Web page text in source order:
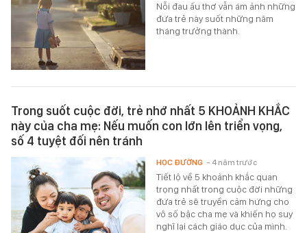
Nỗi đau ấu thơ vẫn ám ảnh những
đứa trẻ này suốt những năm
tháng trưởng thành.
Trong suốt cuộc đời, trẻ nhớ nhất 5 KHOẢNH KHẮC
này của cha mẹ: Nếu muốn con lớn lên triển vọng,
số 4 tuyệt đối nên tránh
Tiết lộ về 5 khoảnh khắc quan
trọng nhất trong cuộc đời những
đứa trẻ sẽ truyền cảm hứng cho
vô số bậc cha mẹ và khiến họ suy
nghĩ lại cách giáo dục của mình.
HỌC ĐƯỜNG - 4 năm trước